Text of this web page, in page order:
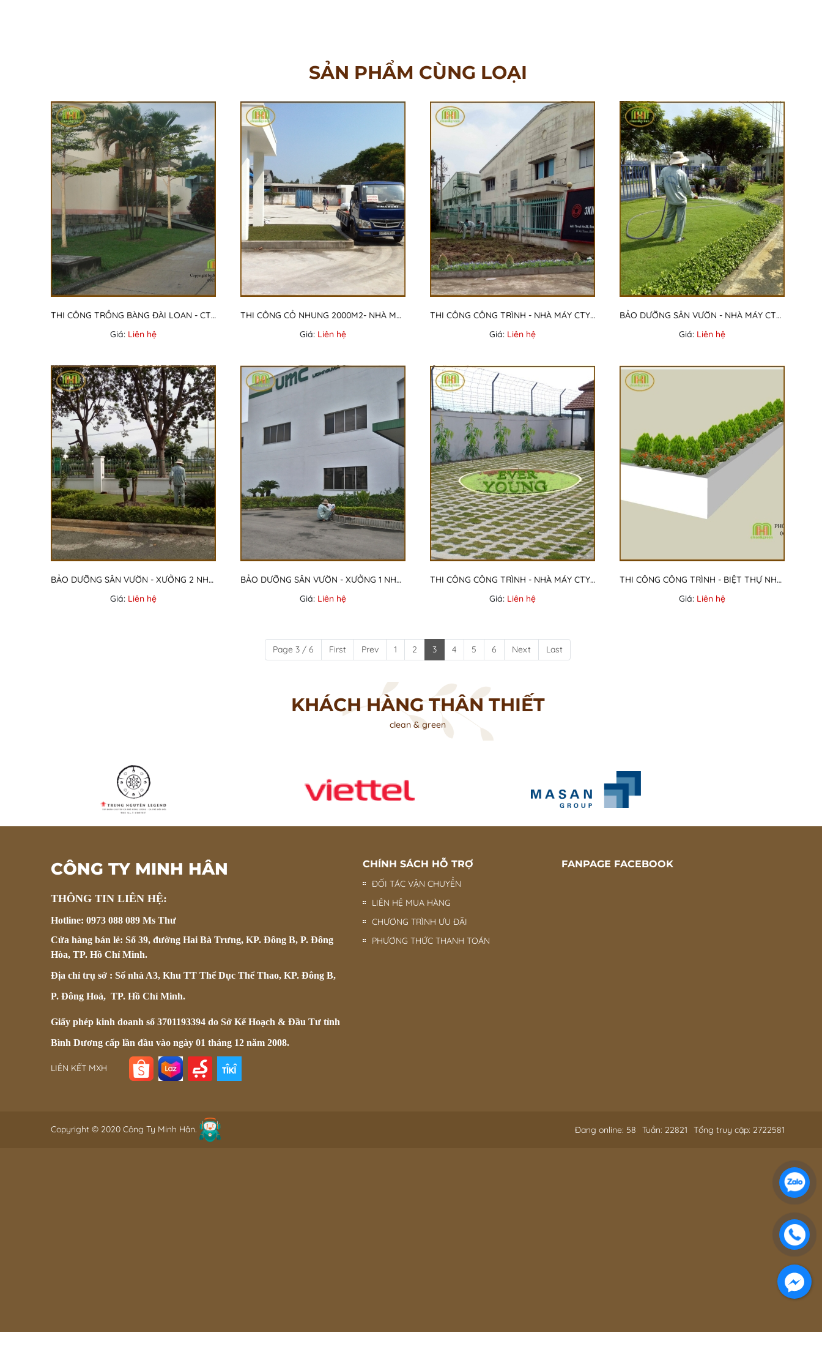
SẢN PHẨM CÙNG LOẠI
THI CÔNG TRỒNG BÀNG ĐÀI LOAN - CTY MAY 3/2
Giá: Liên hệ
THI CÔNG CỎ NHUNG 2000M2- NHÀ MÁY CTY DID NHẬT BẢN
Giá: Liên hệ
THI CÔNG CÔNG TRÌNH - NHÀ MÁY CTY 3 KING
Giá: Liên hệ
BẢO DƯỠNG SÂN VƯỜN - NHÀ MÁY CTY NHẬT TÂN
Giá: Liên hệ
BẢO DƯỠNG SÂN VƯỜN - XƯỞNG 2 NHÀ MÁY CTY UMC NHẬT BẢN
Giá: Liên hệ
BẢO DƯỠNG SÂN VƯỜN - XƯỞNG 1 NHÀ MÁY CTY UMC NHẬT BẢN
Giá: Liên hệ
THI CÔNG CÔNG TRÌNH - NHÀ MÁY CTY EVERYOUNG
Giá: Liên hệ
THI CÔNG CÔNG TRÌNH - BIỆT THỰ NHÀ ANH KỸ Q7
Giá: Liên hệ
Page 3 / 6 First Prev 1 2 3 4 5 6 Next Last
KHÁCH HÀNG THÂN THIẾT
clean & green
CÔNG TY MINH HÂN
THÔNG TIN LIÊN HỆ:
Hotline: 0973 088 089 Ms Thư
Cửa hàng bán lẻ: Số 39, đường Hai Bà Trưng, KP. Đông B, P. Đông
Hòa, TP. Hồ Chí Minh.
Địa chỉ trụ sở : Số nhà A3, Khu TT Thể Dục Thể Thao, KP. Đông B,
P. Đông Hoà, TP. Hồ Chí Minh.
Giấy phép kinh doanh số 3701193394 do Sở Kế Hoạch & Đầu Tư tỉnh
Bình Dương cấp lần đầu vào ngày 01 tháng 12 năm 2008.
LIÊN KẾT MXH
CHÍNH SÁCH HỖ TRỢ
ĐỐI TÁC VẬN CHUYỂN
LIÊN HỆ MUA HÀNG
CHƯƠNG TRÌNH ƯU ĐÃI
PHƯƠNG THỨC THANH TOÁN
FANPAGE FACEBOOK
Copyright © 2020 Công Ty Minh Hân. Đang online: 58 Tuần: 22821 Tổng truy cập: 2722581